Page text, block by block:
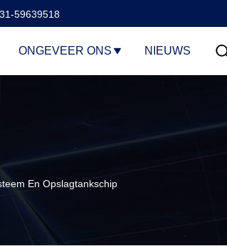
59639518
ONGEVEER ONS NIEUWS
En Opslagtankschip